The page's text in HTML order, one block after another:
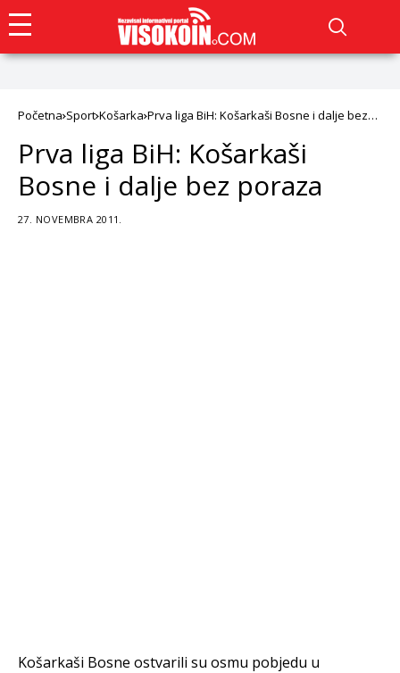
Početna Sport Košarka Prva liga BiH: Košarkaši Bosne i dalje bez
Prva liga BiH: Košarkaši
Bosne i dalje bez poraza
27. NOVEMBRA 2011.
Košarkaši Bosne ostvarili su osmu pobjedu u